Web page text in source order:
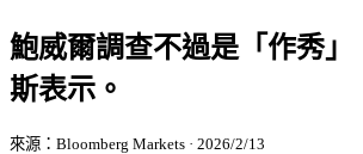
鮑威爾調查不過是「作秀」
斯表示。
來源：Bloomberg Markets · 2026/2/13